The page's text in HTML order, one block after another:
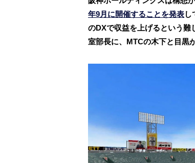
年9月に開催することを発表し
のDXで収益を上げるという難
室部長に、MTCの木下と目黒